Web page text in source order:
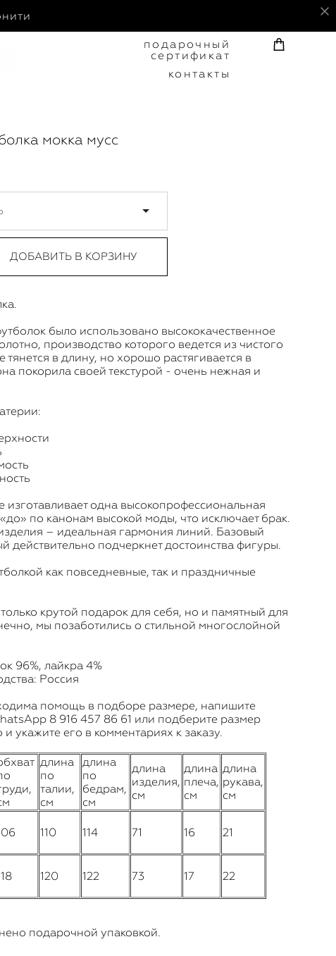
подарочный
сертификат
контакты
мокка мусс
ДОБАВИТЬ В КОРЗИНУ
было использовано высококачественное
производство которого ведется из чистого
тянется в длину, но хорошо растягивается в
покорила своей текстурой - очень нежная и
изготавливает одна высокопрофессиональная
по канонам высокой моды, что исключает брак.
– идеальная гармония линий. Базовый
действительно подчеркнет достоинства фигуры.
как повседневные, так и праздничные
крутой подарок для себя, но и памятный для
мы позаботились о стильной многослойной
96%, лайкра 4%
Россия
помощь в подборе размере, напишите
8 916 457 86 61 или подберите размер
и укажите его в комментариях к заказу.
длина
по
талии,
см
длина
по
бедрам,
см
длина
изделия,
см
длина
плеча,
см
длина
рукава,
см
110 114 71 16 21
120 122 73 17 22
подарочной упаковкой.